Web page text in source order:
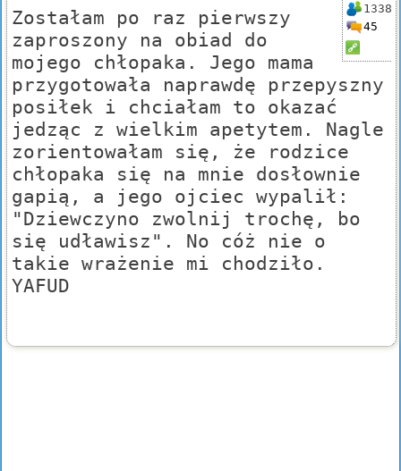
1338
45
Zostałam po raz pierwszy
zaproszony na obiad do
mojego chłopaka. Jego mama
przygotowała naprawdę przepyszny
posiłek i chciałam to okazać
jedząc z wielkim apetytem. Nagle
zorientowałam się, że rodzice
chłopaka się na mnie dosłownie
gapią, a jego ojciec wypalił:
"Dziewczyno zwolnij trochę, bo
się udławisz". No cóż nie o
takie wrażenie mi chodziło.
YAFUD